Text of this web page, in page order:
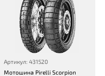
Артикул: 431520
Мотошина Pirelli Scorpion